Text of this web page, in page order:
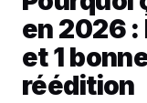
en 2026
et 1
réédition